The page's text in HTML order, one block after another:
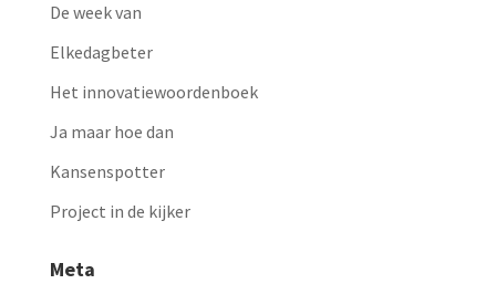
De week van
Elkedagbeter
Het innovatiewoordenboek
Ja maar hoe dan
Kansenspotter
Project in de kijker
Meta